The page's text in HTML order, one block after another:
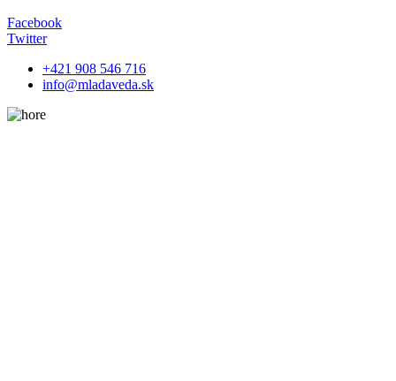
Facebook
Twitter
+421 908 546 716
info@mladaveda.sk